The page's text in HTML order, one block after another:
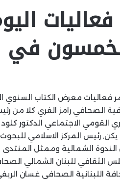
فعاليات
في
فعاليات معرض الكتاب السنوي
الصحافي رامز الفري كلا من
القومي الاجتماعي الدكتور
يكن, رئيس المركز الاسلامي
الندوة الشمالية وممثل
الثقافي للبنان الشمالي
اللبنانية الصحافي غسان